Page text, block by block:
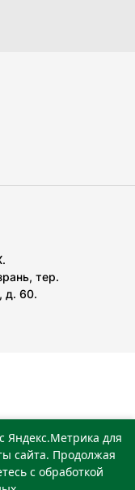
тер.
д. 60.
Яндекс.Метрика для
сайта. Продолжая
с обработкой